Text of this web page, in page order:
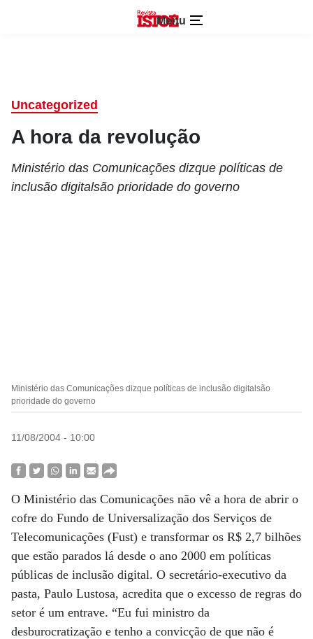
Menu
Uncategorized
A hora da revolução
Ministério das Comunicações dizque políticas de
inclusão digitalsão prioridade do governo
Ministério das Comunicações dizque políticas de inclusão digitalsão
prioridade do governo
11/08/2004 - 10:00
O Ministério das Comunicações não vê a hora de abrir o
cofre do Fundo de Universalização dos Serviços de
Telecomunicações (Fust) e transformar os R$ 2,7 bilhões
que estão parados lá desde o ano 2000 em políticas
públicas de inclusão digital. O secretário-executivo da
pasta, Paulo Lustosa, acredita que o excesso de regras do
setor é um entrave. “Eu fui ministro da
desburocratização e tenho a convicção de que não é